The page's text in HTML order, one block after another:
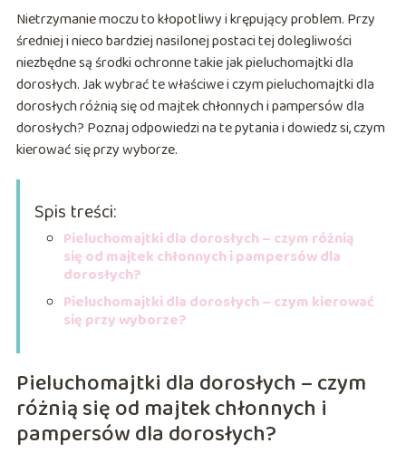
Nietrzymanie moczu to kłopotliwy i krępujący problem. Przy
średniej i nieco bardziej nasilonej postaci tej dolegliwości
niezbędne są środki ochronne takie jak pieluchomajtki dla
dorosłych. Jak wybrać te właściwe i czym pieluchomajtki dla
dorosłych różnią się od majtek chłonnych i pampersów dla
dorosłych? Poznaj odpowiedzi na te pytania i dowiedz si, czym
kierować się przy wyborze.
Spis treści:
Pieluchomajtki dla dorosłych – czym różnią
się od majtek chłonnych i pampersów dla
dorosłych?
Pieluchomajtki dla dorosłych – czym kierować
się przy wyborze?
Pieluchomajtki dla dorosłych – czym
różnią się od majtek chłonnych i
pampersów dla dorosłych?